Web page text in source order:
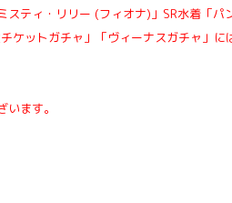
ティ・リリー (フィオナ)」SR水着「パ
ケットガチャ」「ヴィーナスガチャ」に
ます。